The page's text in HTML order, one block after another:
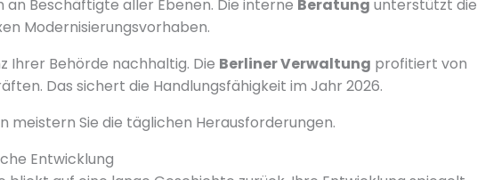
Beschäftigte aller Ebenen. Die interne Beratung unterstützt die
Modernisierungsvorhaben.
Ihrer Behörde nachhaltig. Die Berliner Verwaltung profitiert von
Das sichert die Handlungsfähigkeit im Jahr 2026.
meistern Sie die täglichen Herausforderungen.
Entwicklung